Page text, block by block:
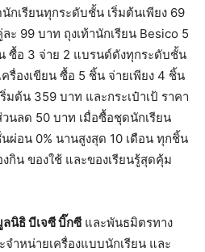
กเรียนทุกระดับชั้น เริ่มต้นเพียง 69
ะ 99 บาท ถุงเท้านักเรียน Besico 5
ซื้อ 3 จ่าย 2 แบรนด์ดังทุกระดับชั้น
รื่องเขียน ซื้อ 5 ชิ้น จ่ายเพียง 4 ชิ้น
มต้น 359 บาท และกระเป๋าเป้ ราคา
นลด 50 บาท เมื่อซื้อชุดนักเรียน
ผ่อน 0% นานสูงสุด 10 เดือน ทุกชิ้น
กิน ของใช้ และของเรียนรู้สุดคุ้ม
ลนิธิ บีเจซี บิ๊กซีและพันธมิตรทาง
ำหน่ายเครื่องแบบนักเรียน และ